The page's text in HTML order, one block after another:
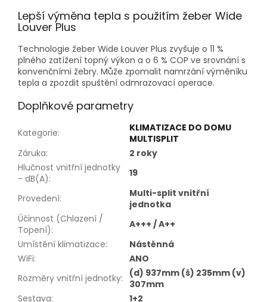
Lepší výměna tepla s použitím žeber Wide
Louver Plus
Technologie žeber Wide Louver Plus zvyšuje o 11 %
plného zatížení topný výkon a o 6 % COP ve srovnání s
konvenčními žebry. Může zpomalit namrzání výměníku
tepla a zpozdit spuštění odmrazovací operace.
Doplňkové parametry
Kategorie:
KLIMATIZACE DO DOMU
MULTISPLIT
Záruka:
2 roky
Hlučnost vnitřní jednotky
- dB(A): 19
Provedení:
Multi-split vnitřní
jednotka
Účinnost (Chlazení /
Topení):
A+++ / A++
Umístění klimatizace:
Nástěnná
WiFi:
ANO
Rozměry vnitřní jednotky:
(d) 937mm (š) 235mm (v)
307mm
Sestava: 1+2